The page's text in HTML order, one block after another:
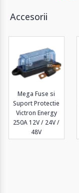
Accesorii
Mega Fuse si
Suport Protectie
Victron Energy
250A 12V / 24V /
48V